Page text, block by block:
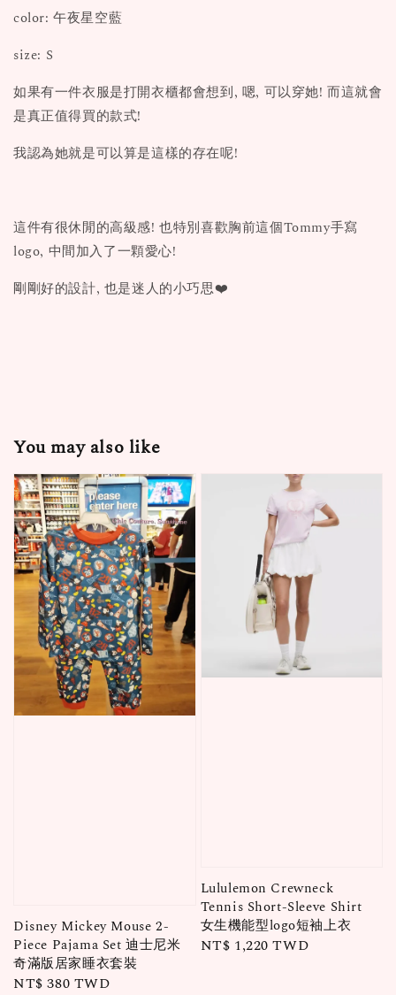
color: 午夜星空藍
size: S
如果有一件衣服是打開衣櫃都會想到, 嗯, 可以穿她! 而這就會
是真正值得買的款式!
我認為她就是可以算是這樣的存在呢!
這件有很休閒的高級感! 也特別喜歡胸前這個Tommy手寫
logo, 中間加入了一顆愛心!
剛剛好的設計, 也是迷人的小巧思❤️
You may also like
Disney Mickey Mouse 2-
Piece Pajama Set 迪士尼米
奇滿版居家睡衣套裝
Regular
NT$ 380 TWD
Lululemon Crewneck
Tennis Short-Sleeve Shirt
女生機能型logo短袖上衣
Regular
NT$ 1,220 TWD